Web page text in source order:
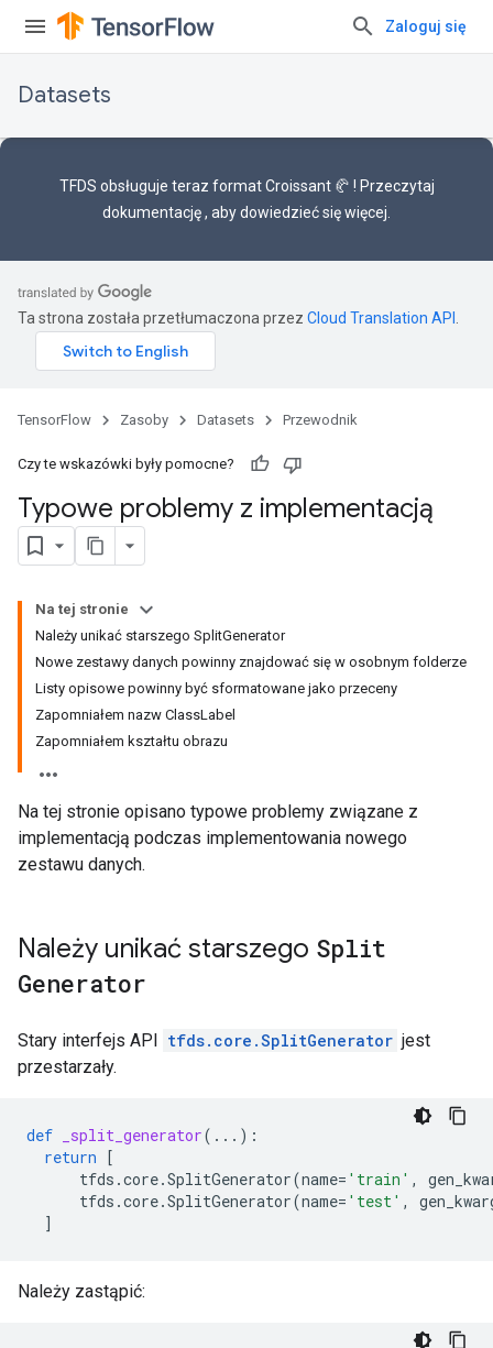
Zaloguj się
Datasets
TFDS obsługuje teraz format Croissant 🥐 ! Przeczytaj
dokumentację, aby dowiedzieć się więcej.
Ta strona została przetłumaczona przez Cloud Translation API
TensorFlow Zasoby Datasets Przewodnik
Czy te wskazówki były pomocne?
Typowe problemy z implementacją
Na tej stronie
Należy unikać starszego SplitGenerator
Nowe zestawy danych powinny znajdować się w osobnym folderze
Listy opisowe powinny być sformatowane jako przeceny
Zapomniałem nazw ClassLabel
Zapomniałem kształtu obrazu
Na tej stronie opisano typowe problemy związane z
implementacją podczas implementowania nowego
zestawu danych.
Należy unikać starszego Split
Generator
Stary interfejs API tfds.core.SplitGenerator jest
przestarzały.
def _split_generator( ... ):
return [
tfds .core.SplitGenerator(name= 'train' ,
tfds .core.SplitGenerator(name= 'test' ,
]
Należy zastąpić: